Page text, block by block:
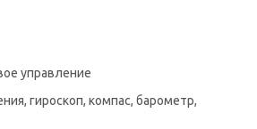
управление
гироскоп, компас, барометр,